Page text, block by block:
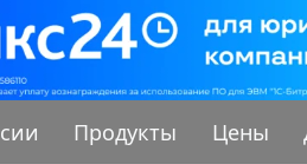
Продукты Цены